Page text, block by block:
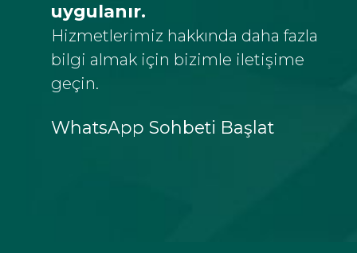
uygulanır.
Hizmetlerimiz hakkında daha fazla
bilgi almak için bizimle iletişime
geçin.
WhatsApp Sohbeti Başlat